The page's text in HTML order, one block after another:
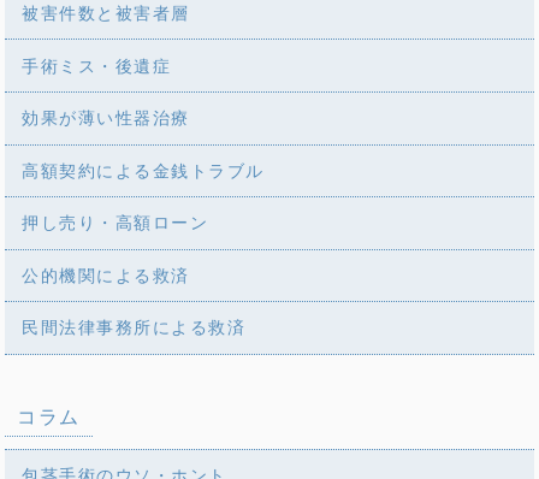
被害件数と被害者層
手術ミス・後遺症
効果が薄い性器治療
高額契約による金銭トラブル
押し売り・高額ローン
公的機関による救済
民間法律事務所による救済
コラム